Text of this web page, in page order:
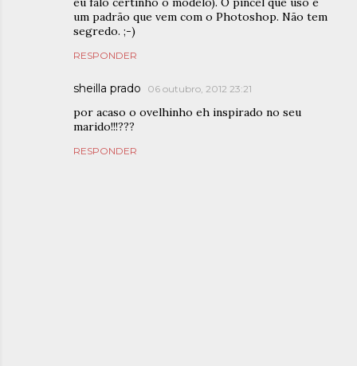
um padrão que vem com o Photoshop. Não tem
segredo. ;-)
RESPONDER
sheilla prado 06 outubro, 2012 23:21
por acaso o ovelhinho eh inspirado no seu
marido!!!???
RESPONDER